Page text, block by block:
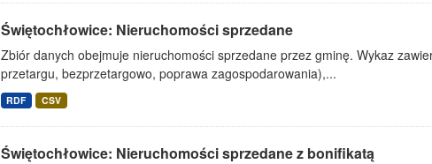
Świętochłowice: Nieruchomości sprzedane
Zbiór danych obejmuje nieruchomości sprzedane przez gminę. Wykaz
przetargu, bezprzetargowo, poprawa zagospodarowania),...
RDF CSV
Świętochłowice: Nieruchomości sprzedane z bonifikatą